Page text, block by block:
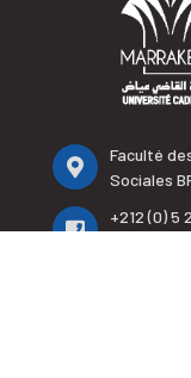
Faculté
Sociales
+212 (0) 5